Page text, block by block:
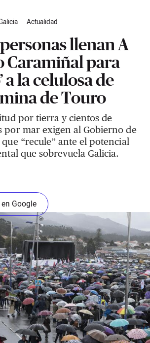
Actualidad
llenan A
Caramiñal para
a la celulosa de
de Touro
por tierra y cientos de
por mar exigen al Gobierno de
“recule” ante el potencial
que sobrevuela Galicia.
Google